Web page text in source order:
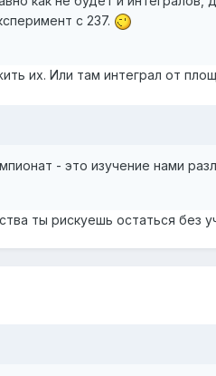
с 237.
их. Или там интеграл от
- это изучение нами
ты рискуешь остаться без